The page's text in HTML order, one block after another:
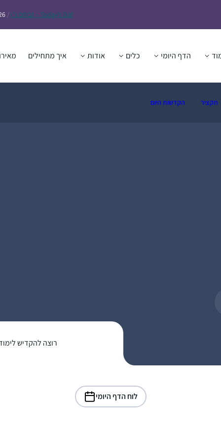
Today’s Daf – זבחים נ״ו /
הדף היומי כלים אודות איך מתחילים
תקציר הקדשות היום
רוצה להקדיש
לוח הדף היומי